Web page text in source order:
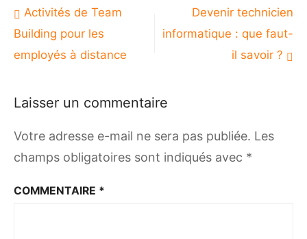
Navigation
de
l’article
Activités de Team
Building pour les
employés à distance
Devenir technicien
informatique : que faut-
il savoir ?
Laisser un commentaire
Votre adresse e-mail ne sera pas publiée. Les
champs obligatoires sont indiqués avec *
COMMENTAIRE *